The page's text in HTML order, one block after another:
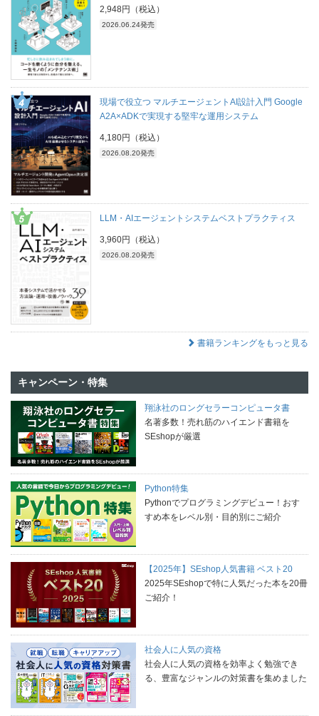
2,948円（税込）
2026.06.24発売
現場で役立つ マルチエージェントAI設計入門 Google
A2A×ADKで実現する堅牢な運用システム
4,180円（税込）
2026.08.20発売
LLM・AIエージェントシステムベストプラクティス
3,960円（税込）
2026.08.20発売
書籍ランキングをもっと見る
キャンペーン・特集
翔泳社のロングセラーコンピュータ書
名著多数！売れ筋のハイエンド書籍を
SEshopが厳選
Python特集
Pythonでプログラミングデビュー！おす
すめ本をレベル別・目的別にご紹介
【2025年】SEshop人気書籍 ベスト20
2025年SEshopで特に人気だった本を20冊
ご紹介！
社会人に人気の資格
社会人に人気の資格を効率よく勉強でき
る、豊富なジャンルの対策書を集めました